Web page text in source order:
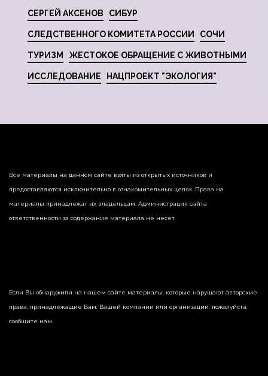
СЕРГЕЙ АКСЕНОВ СИБУР
СЛЕДСТВЕННОГО КОМИТЕТА РОССИИ СОЧИ
ТУРИЗМ ЖЕСТОКОЕ ОБРАЩЕНИЕ С ЖИВОТНЫМИ
ИССЛЕДОВАНИЕ НАЦПРОЕКТ "ЭКОЛОГИЯ"
Все материалы на данном сайте взяты из открытых источников и
предоставляются исключительно в ознакомительных целях. Права на
материалы принадлежат их владельцам. Администрация сайта
ответственности за содержание материала не несет.
Если Вы обнаружили на нашем сайте материалы, которые нарушают авторские
права, принадлежащие Вам, Вашей компании или организации, пожалуйста,
сообщите нам.